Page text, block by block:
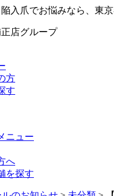
入爪でお悩みなら、東
ニュー
へ
を探す